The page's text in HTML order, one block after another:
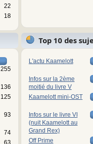
22
18
255
136
125
93
74
Top 10 des
L'actu Kaamelott
Infos sur la 2ème
moitié du livre V
Kaamelott mini-OST
Infos sur le livre VI
(nuit Kaamelott au
Grand Rex)
Off Prime